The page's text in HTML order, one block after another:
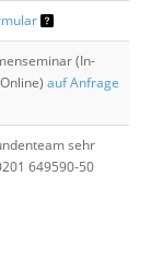
(In-
auf Anfrage
sehr
649590-50